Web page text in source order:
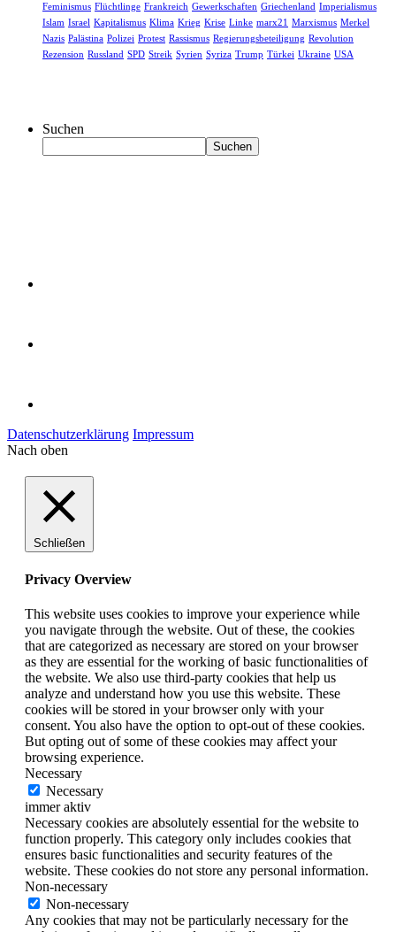
Feminismus Flüchtlinge Frankreich Gewerkschaften Griechenland Imperialismus
Islam Israel Kapitalismus Klima Krieg Krise Linke marx21 Marxismus Merkel
Nazis Palästina Polizei Protest Rassismus Regierungsbeteiligung Revolution
Rezension Russland SPD Streik Syrien Syriza Trump Türkei Ukraine USA
Suchen
Suchen
Datenschutzerklärung Impressum
Nach oben
Schließen
Privacy Overview
This website uses cookies to improve your experience while
you navigate through the website. Out of these, the cookies
that are categorized as necessary are stored on your browser
as they are essential for the working of basic functionalities of
the website. We also use third-party cookies that help us
analyze and understand how you use this website. These
cookies will be stored in your browser only with your
consent. You also have the option to opt-out of these cookies.
But opting out of some of these cookies may affect your
browsing experience.
Necessary
Necessary
immer aktiv
Necessary cookies are absolutely essential for the website to
function properly. This category only includes cookies that
ensures basic functionalities and security features of the
website. These cookies do not store any personal information.
Non-necessary
Non-necessary
Any cookies that may not be particularly necessary for the